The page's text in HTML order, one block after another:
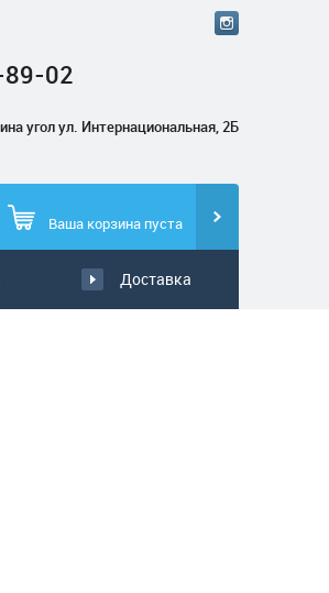
89-02
угол ул. Интернациональная, 2Б
Доставка
Ваша корзина пуста